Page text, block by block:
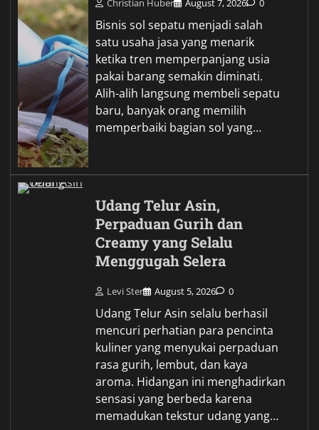
Christian Huber August 7, 2026 0
Bisnis sol sepatu menjadi salah
satu usaha jasa yang menarik
ketika tren memperpanjang usia
pakai barang semakin diminati.
Alih-alih langsung membeli sepatu
baru, banyak orang memilih
memperbaiki bagian sol yang…
Udang Telur Asin,
Perpaduan Gurih dan
Creamy yang Selalu
Menggugah Selera
Levi Ster August 5, 2026 0
Udang Telur Asin selalu berhasil
mencuri perhatian para pencinta
kuliner yang menyukai perpaduan
rasa gurih, lembut, dan kaya
aroma. Hidangan ini menghadirkan
sensasi yang berbeda karena
memadukan tekstur udang yang…